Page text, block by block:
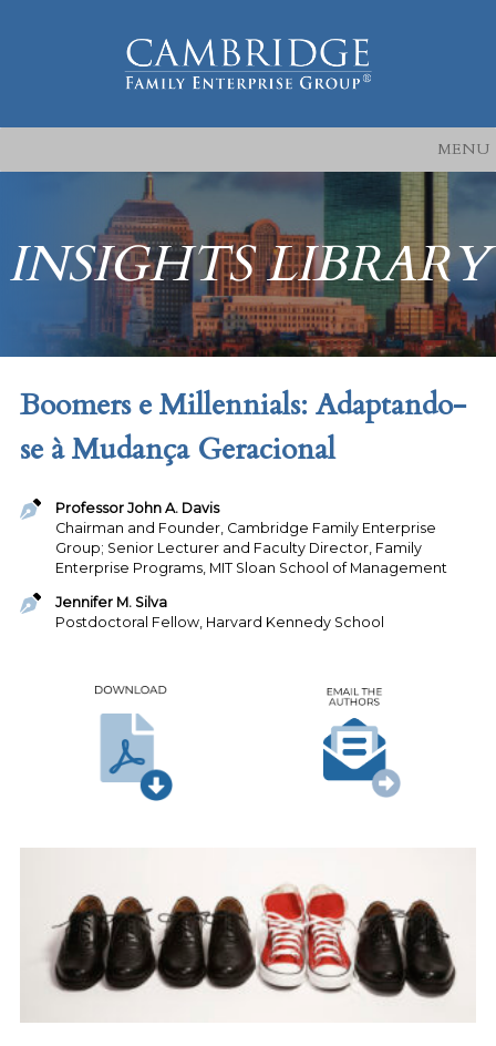
MENU
INSIGHTS LIBRARY
Boomers e Millennials: Adaptando-
se à Mudança Geracional
Professor John A. Davis
Chairman and Founder, Cambridge Family Enterprise
Group; Senior Lecturer and Faculty Director, Family
Enterprise Programs, MIT Sloan School of Management
Jennifer M. Silva
Postdoctoral Fellow, Harvard Kennedy School